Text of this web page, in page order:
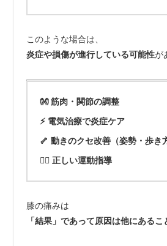
このような場合は、
炎症や損傷が進行している可能性が
👐 筋肉・関節の調整
⚡ 電気治療で炎症ケア
🦴 動きのクセ改善（姿勢・歩き
🏃‍♂️ 正しい運動指導
膝の痛みは
「結果」であって原因は他にあるこ